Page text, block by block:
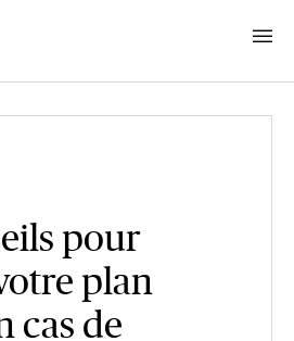
pour
plan
cas de